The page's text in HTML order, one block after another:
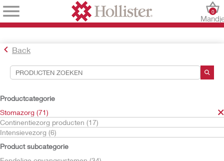
0
Back
Productcategorie
Stomazorg (71)
Continentiezorg producten (17)
Intensievezorg (6)
Product subcategorie
Hulpmiddelen voor zoekopdrachten
Uw selecties:
Stomazorg
Hulpmiddelen
Pasta
Adapt
Uw selectie komt overeen met